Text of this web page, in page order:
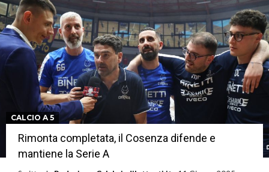
CALCIO A 5
Rimonta completata, il Cosenza difende e
mantiene la Serie A